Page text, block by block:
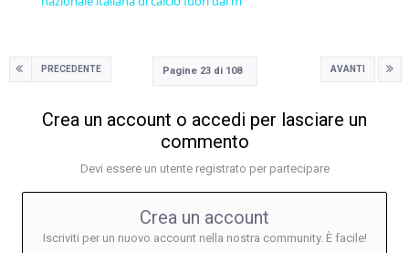
PRECEDENTE AVANTI
Pagine 23 di 108
Crea un account o accedi per lasciare un
commento
Devi essere un utente registrato per partecipare
Crea un account
Iscriviti per un nuovo account nella nostra community. È facile!